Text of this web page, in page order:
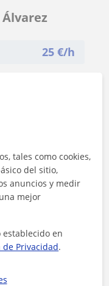
25 €/h
tales como cookies,
del sitio,
anuncios y medir
mejor
establecido en
de Privacidad.